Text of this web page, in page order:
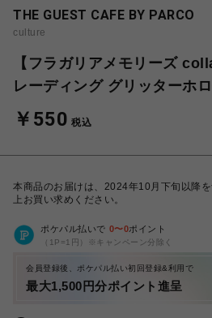
THE GUEST CAFE BY PARCO
culture
【フラガリアメモリーズ
レーディング グリッターホ
￥550 税込
本商品のお届けは、2024年10月下旬以降
上お買い求めください。
ポケパル払いで 0〜0ポイント
（1P=1円）※キャンペーン分除く
会員登録後、ポケパル払い初回登録&利用で
最大1,500円分ポイント進呈